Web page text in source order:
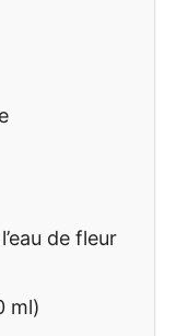
de fleur
ml)